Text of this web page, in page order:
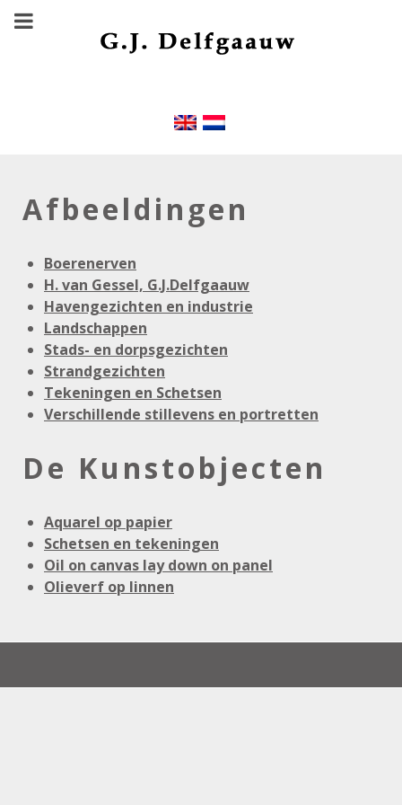
Afbeeldingen
Boerenerven
H. van Gessel, G.J.Delfgaauw
Havengezichten en industrie
Landschappen
Stads- en dorpsgezichten
Strandgezichten
Tekeningen en Schetsen
Verschillende stillevens en portretten
De Kunstobjecten
Aquarel op papier
Schetsen en tekeningen
Oil on canvas lay down on panel
Olieverf op linnen